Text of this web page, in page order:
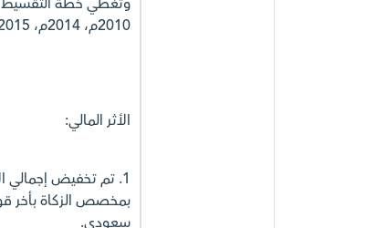
2010م، 2014م، 2015م، 2016م، 2019م، 2020م، و 2023م.
الأثر المالي:
سعودي.